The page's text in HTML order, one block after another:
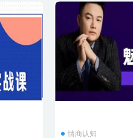
情商认知